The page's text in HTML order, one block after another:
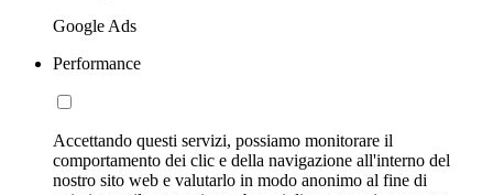
Google Ads
Performance
Accettando questi servizi, possiamo monitorare il
comportamento dei clic e della navigazione all'interno del
nostro sito web e valutarlo in modo anonimo al fine di